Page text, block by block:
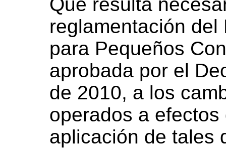
reglamentación
para Pequeños
aprobada por el
de 2010, a los
operados a
aplicación de tales